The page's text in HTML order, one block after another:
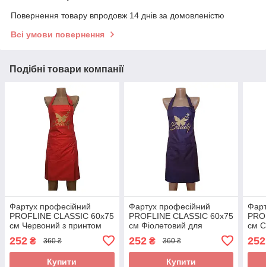
Повернення товару впродовж 14 днів за домовленістю
Всі умови повернення
Подібні товари компанії
Фартух професійний
PROFLINE CLASSIC 60х75
см Червоний з принтом
для перукаря та майстра
манікюру. Арт КБ6075
252 ₴ 360 ₴
Купити
Фартух професійний
PROFLINE CLASSIC 60х75
см Фіолетовий для
манікюру (Плащівка).Арт
V6075
252₴ 360 ₴
Купити
см
252